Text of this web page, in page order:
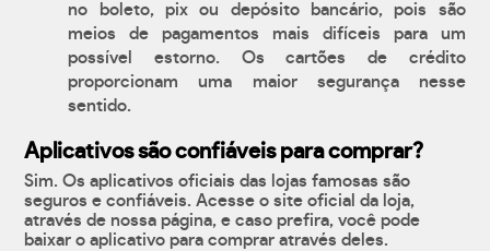
no boleto, pix ou depósito bancário, pois são
meios de pagamentos mais difíceis para um
possível estorno. Os cartões de crédito
proporcionam uma maior segurança nesse
sentido.
Aplicativos são confiáveis para comprar?
Sim. Os aplicativos oficiais das lojas famosas são
seguros e confiáveis. Acesse o site oficial da loja,
através de nossa página, e caso prefira, você pode
baixar o aplicativo para comprar através deles.